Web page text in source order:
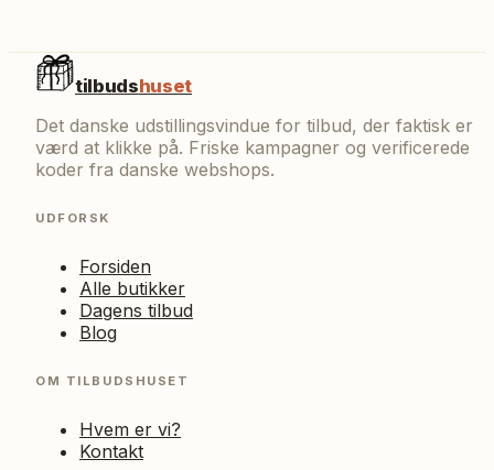
tilbudshuset
Det danske udstillingsvindue for tilbud, der faktisk er
værd at klikke på. Friske kampagner og verificerede
koder fra danske webshops.
UDFORSK
Forsiden
Alle butikker
Dagens tilbud
Blog
OM TILBUDSHUSET
Hvem er vi?
Kontakt